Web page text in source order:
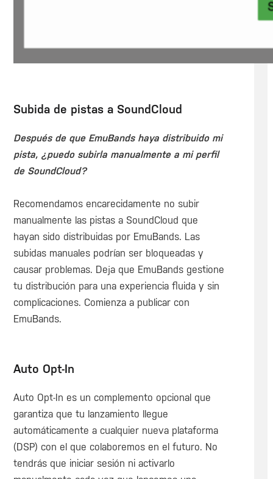
Subida de pistas a SoundCloud
Después de que EmuBands haya distribuido mi
pista, ¿puedo subirla manualmente a mi perfil
de SoundCloud?
Recomendamos encarecidamente no subir
manualmente las pistas a SoundCloud que
hayan sido distribuidas por EmuBands. Las
subidas manuales podrían ser bloqueadas y
causar problemas. Deja que EmuBands gestione
tu distribución para una experiencia fluida y sin
complicaciones. Comienza a publicar con
EmuBands.
Auto Opt-In
Auto Opt-In es un complemento opcional que
garantiza que tu lanzamiento llegue
automáticamente a cualquier nueva plataforma
(DSP) con el que colaboremos en el futuro. No
tendrás que iniciar sesión ni activarlo